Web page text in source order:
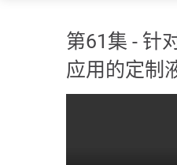
第61集 - 针
应用的定制